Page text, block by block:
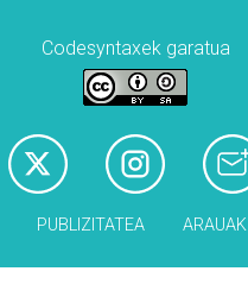
Codesyntaxek garatua
PUBLIZITATEA ARAUAK